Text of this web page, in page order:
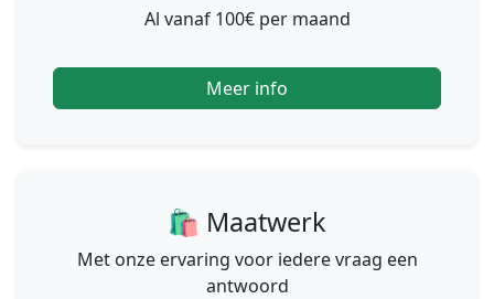
Al vanaf 100€ per maand
Meer info
🛍 Maatwerk
Met onze ervaring voor iedere vraag een
antwoord